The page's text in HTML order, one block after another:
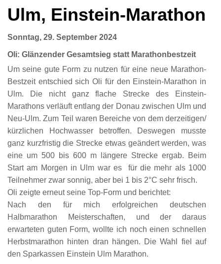
Ulm, Einstein-Marathon
Sonntag, 29. September 2024
Oli: Glänzender Gesamtsieg statt Marathonbestzeit
Um seine gute Form zu nutzen für eine neue Marathon-
Bestzeit entschied sich Oli für den Einstein-Marathon in
Ulm. Die nicht ganz flache Strecke des Einstein-
Marathons verläuft entlang der Donau zwischen Ulm und
Neu-Ulm. Zum Teil waren Bereiche von dem derzeitigen/
kürzlichen Hochwasser betroffen. Deswegen musste
ganz kurzfristig die Strecke etwas geändert werden, was
eine um 500 bis 600 m längere Strecke ergab. Beim
Start am Morgen in Ulm war es für die mehr als 1000
Teilnehmer zwar sonnig, aber bei 1 bis 2°C sehr frisch.
Oli zeigte erneut seine Top-Form und berichtet:
Nach den für mich erfolgreichen deutschen
Halbmarathon Meisterschaften, und der daraus
erwarteten guten Form, wollte ich noch einen schnellen
Herbstmarathon hinten dran hängen. Die Wahl fiel auf
den Sparkassen Einstein Ulm Marathon.